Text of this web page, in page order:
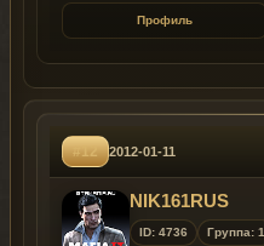
Профиль
#12 2012-01-11
NIK161RUS
ID: 4736 Группа: 1